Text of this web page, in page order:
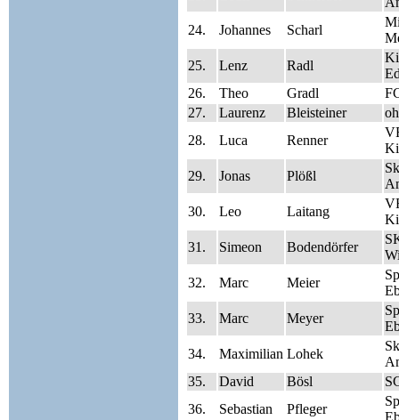
24.
Johannes Scharl
25.
Lenz Radl
26.
Theo Gradl
27.
Laurenz Bleisteiner
28.
Luca Renner
29.
Jonas Plößl
30.
Leo Laitang
31.
Simeon Bodendörfer
32.
Marc Meier
33.
Marc Meyer
34.
Maximilian Lohek
35.
David Bösl
36.
Sebastian Pfleger